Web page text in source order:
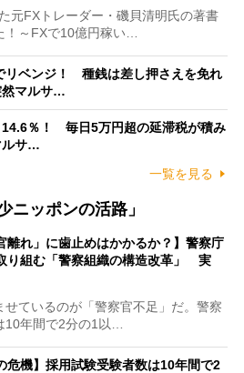
元FXトレーダー・磯貝清明氏の著書
！～FXで10億円稼い…
リベンジ！ 種銭は差し押さえを免れ
然マルサ…
14.6％！ 毎日5万円超の延滞税が積み
ルサ…
一覧を見る
ニッポンの活路」
離れ」に歯止めはかかるか？】警察庁
り組む「警察組織の構造改革」 実
ているのが「警察官不足」だ。警察
10年間で2分の1以…
危機】採用試験受験者数は10年間で2